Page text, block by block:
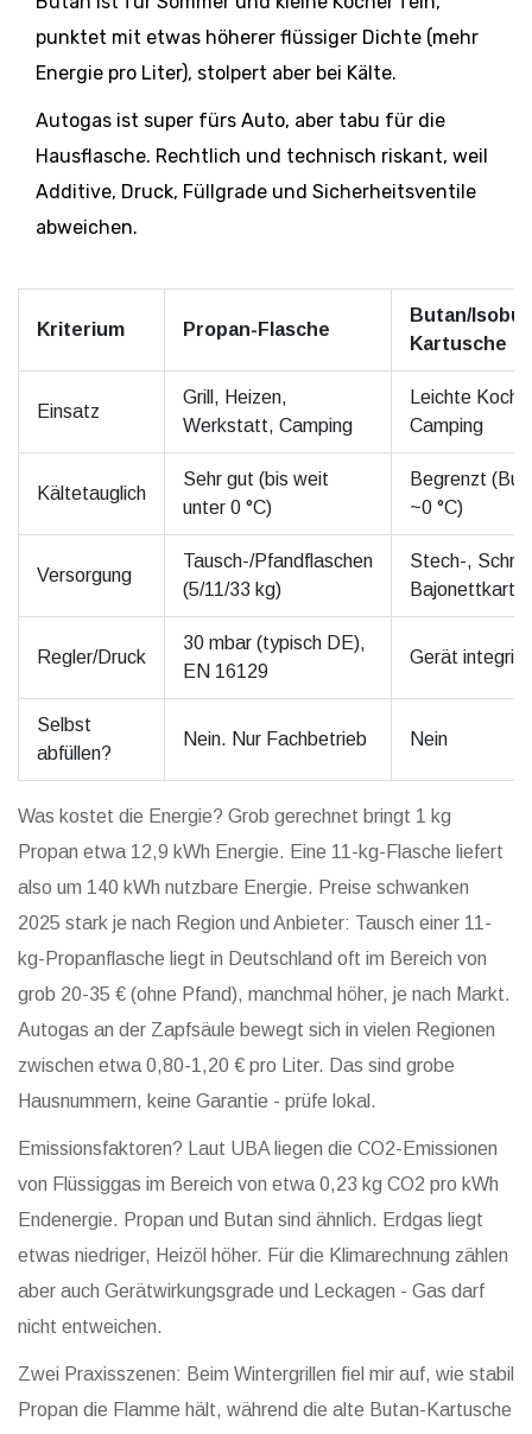
punktet mit etwas höherer flüssiger Dichte (mehr
Energie pro Liter), stolpert aber bei Kälte.
Autogas ist super fürs Auto, aber tabu für die
Hausflasche. Rechtlich und technisch riskant, weil
Additive, Druck, Füllgrade und Sicherheitsventile
abweichen.
Kriterium Propan-Flasche
Butan/
Kartusche
Einsatz
Grill, Heizen,
Werkstatt, Camping
Leichte
Camping
Kältetauglich
Sehr gut (bis weit
unter 0 °C)
Begrenzt
~0 °C)
Versorgung
Tausch-/Pfandflaschen
(5/11/33 kg)
Stech-,
Regler/Druck
30 mbar (typisch DE),
EN 16129
Gerät
Selbst
abfüllen?
Nein. Nur Fachbetrieb Nein
Was kostet die Energie? Grob gerechnet bringt 1 kg
Propan etwa 12,9 kWh Energie. Eine 11-kg-Flasche liefert
also um 140 kWh nutzbare Energie. Preise schwanken
2025 stark je nach Region und Anbieter: Tausch einer 11-
kg-Propanflasche liegt in Deutschland oft im Bereich von
grob 20-35 € (ohne Pfand), manchmal höher, je nach Markt.
Autogas an der Zapfsäule bewegt sich in vielen Regionen
zwischen etwa 0,80-1,20 € pro Liter. Das sind grobe
Hausnummern, keine Garantie - prüfe lokal.
Emissionsfaktoren? Laut UBA liegen die CO2-Emissionen
von Flüssiggas im Bereich von etwa 0,23 kg CO2 pro kWh
Endenergie. Propan und Butan sind ähnlich. Erdgas liegt
etwas niedriger, Heizöl höher. Für die Klimarechnung zählen
aber auch Gerätwirkungsgrade und Leckagen - Gas darf
nicht entweichen.
Zwei Praxisszenen: Beim Wintergrillen fiel mir auf, wie stabil
Propan die Flamme hält, während die alte Butan-Kartusche